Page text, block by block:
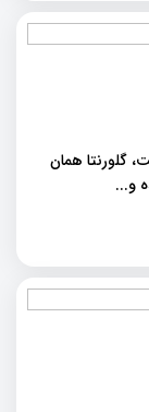
گلورنتا همان
و...